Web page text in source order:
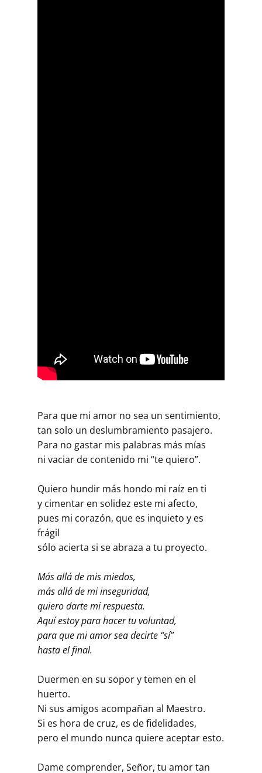
Para que mi amor no sea un sentimiento,
tan solo un deslumbramiento pasajero.
Para no gastar mis palabras más mías
ni vaciar de contenido mi “te quiero”.
Quiero hundir más hondo mi raíz en ti
y cimentar en solidez este mi afecto,
pues mi corazón, que es inquieto y es
frágil
sólo acierta si se abraza a tu proyecto.
Más allá de mis miedos,
más allá de mi inseguridad,
quiero darte mi respuesta.
Aquí estoy para hacer tu voluntad,
para que mi amor sea decirte “sí”
hasta el final.
Duermen en su sopor y temen en el
huerto.
Ni sus amigos acompañan al Maestro.
Si es hora de cruz, es de fidelidades,
pero el mundo nunca quiere aceptar esto.
Dame comprender, Señor, tu amor tan